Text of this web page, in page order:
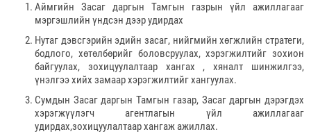
Аймгийн Засаг даргын Тамгын газрын үйл ажиллагааг
мэргэшлийн үндсэн дээр удирдах
Нутаг дэвсгэрийн эдийн засаг, нийгмийн хөгжлийн стратеги,
бодлого, хөтөлбөрийг боловсруулах, хэрэгжилтийг зохион
байгуулах, зохицуулалтаар хангах , хяналт шинжилгээ,
үнэлгээ хийх замаар хэрэгжилтийг хангуулах.
Сумдын Засаг даргын Тамгын газар, Засаг даргын дэрэгдэх
хэрэгжүүлэгч агентлагын үйл ажиллагааг
удирдах,зохицуулалтаар хангаж ажиллах.